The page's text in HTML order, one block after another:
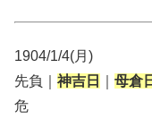
1904/1/4(月)
先負｜ 神吉日 母倉
危